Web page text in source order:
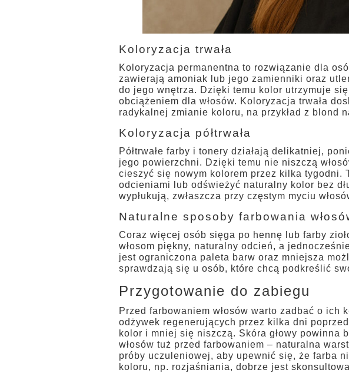
Koloryzacja trwała
Koloryzacja permanentna to rozwiązanie dla
zawierają amoniak lub jego zamienniki oraz
do jego wnętrza. Dzięki temu kolor utrzymuje
obciążeniem dla włosów. Koloryzacja trwała
radykalnej zmianie koloru, na przykład z blond
Koloryzacja półtrwała
Półtrwałe farby i tonery działają delikatniej,
jego powierzchni. Dzięki temu nie niszczą
cieszyć się nowym kolorem przez kilka tygodni.
odcieniami lub odświeżyć naturalny kolor bez
wypłukują, zwłaszcza przy częstym myciu
Naturalne sposoby farbowania
Coraz więcej osób sięga po hennę lub farby
włosom piękny, naturalny odcień, a
jest ograniczona paleta barw oraz mniejsza
sprawdzają się u osób, które chcą podkreślić
Przygotowanie do zabiegu
Przed farbowaniem włosów warto zadbać o ich
odżywek regenerujących przez kilka dni
kolor i mniej się niszczą. Skóra głowy
włosów tuż przed farbowaniem – naturalna
próby uczuleniowej, aby upewnić się, że farba
koloru, np. rozjaśniania, dobrze jest